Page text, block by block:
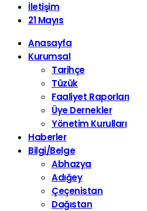
İletişim
21 Mayıs
Anasayfa
Kurumsal
Tarihçe
Tüzük
Faaliyet Raporları
Üye Dernekler
Yönetim Kurulları
Haberler
Bilgi/Belge
Abhazya
Adığey
Çeçenistan
Dağıstan